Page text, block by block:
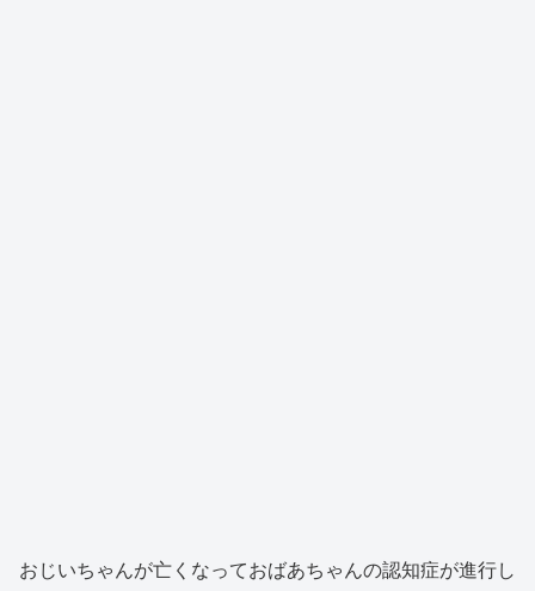
おじいちゃんが亡くなっておばあちゃんの認知症が進行し